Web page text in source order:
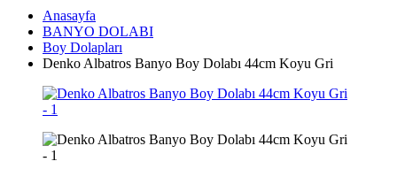
Anasayfa
BANYO DOLABI
Boy Dolapları
Denko Albatros Banyo Boy Dolabı 44cm Koyu Gri